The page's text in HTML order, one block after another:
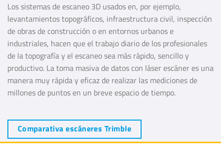
Los sistemas de escaneo 3D usados en, por ejemplo,
levantamientos topográficos, infraestructura civil, inspección
de obras de construcción o en entornos urbanos e
industriales, hacen que el trabajo diario de los profesionales
de la topografía y el escaneo sea más rápido, sencillo y
productivo. La toma masiva de datos con láser escáner es una
manera muy rápida y eficaz de realizar las mediciones de
millones de puntos en un breve espacio de tiempo.
Comparativa escáneres Trimble